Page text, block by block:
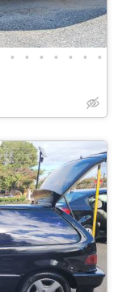
• • • • • • •